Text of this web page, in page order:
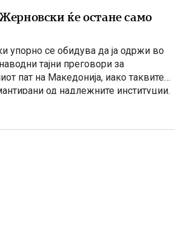
ќе остане само
упорно се обидува да ја одржи во
тајни преговори за
пат на Македонија, иако таквите
од надлежните институции.
меурот од сапуница наречен
власта тајно се подготвува да го